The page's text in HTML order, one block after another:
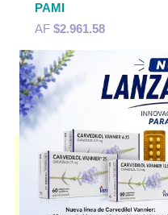
PAMI
AF $2.961,58
IOMA
OS$9.312,56AF
EDICTUM 2 MGcontiene
Anticonvulsivo
. Es producido por
presentaciones disponibles.
Algunas presentaciones cuentan